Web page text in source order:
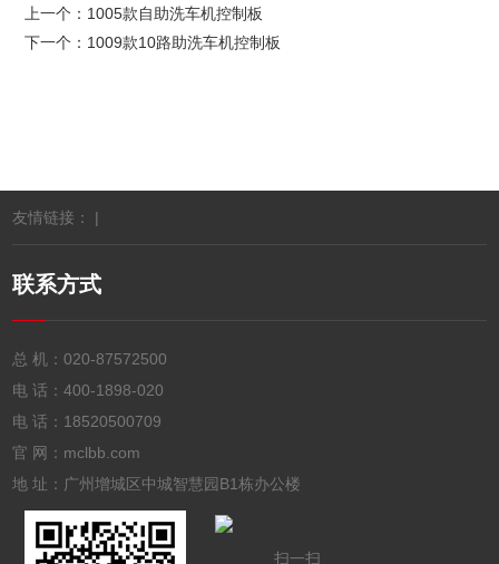
上一个： 1005款自助洗车机控制板
下一个： 1009款10路助洗车机控制板
友情链接： |
联系方式
总 机：020-87572500
电 话：400-1898-020
电 话： 18520500709
官 网：mclbb.com
地 址：广州增城区中城智慧园B1栋办公楼
扫一扫